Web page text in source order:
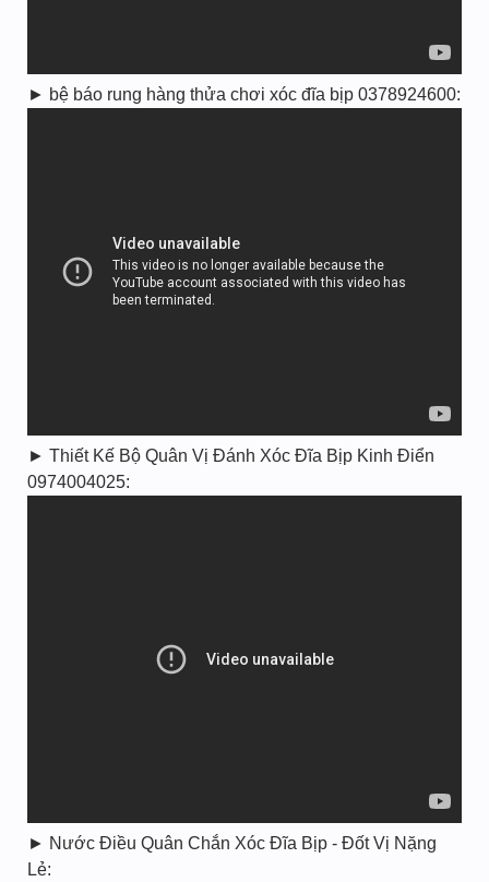
► bệ báo rung hàng thửa chơi xóc đĩa bịp 0378924600:
► Thiết Kế Bộ Quân Vị Đánh Xóc Đĩa Bịp Kinh Điển
0974004025:
► Nước Điều Quân Chắn Xóc Đĩa Bịp - Đốt Vị Nặng
Lẻ: